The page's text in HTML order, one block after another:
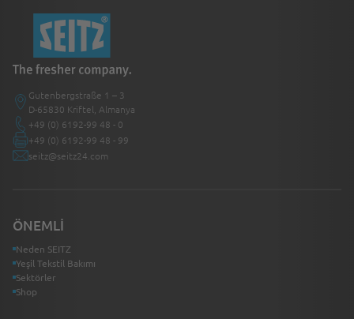
Gutenbergstraße 1 – 3
D-65830 Kriftel, Almanya
+49 (0) 6192-99 48 - 0
+49 (0) 6192-99 48 - 99
seitz@seitz24.com
ÖNEMLI
Neden SEITZ
Yeşil Tekstil Bakımı
Sektörler
Shop